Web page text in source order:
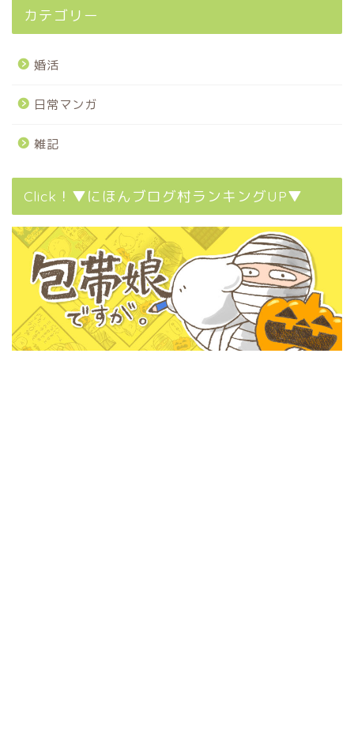
カテゴリー
婚活
日常マンガ
雑記
Click！▼にほんブログ村ランキングUP▼